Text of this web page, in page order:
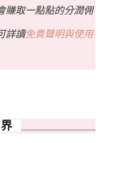
賺取一點點的分潤佣
詳讀免責聲明與使用